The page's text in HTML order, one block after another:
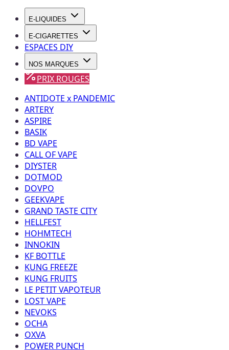
E-LIQUIDES
E-CIGARETTES
ESPACES DIY
NOS MARQUES
PRIX ROUGES
ANTIDOTE x PANDEMIC
ARTERY
ASPIRE
BASIK
BD VAPE
CALL OF VAPE
DIYSTER
DOTMOD
DOVPO
GEEKVAPE
GRAND TASTE CITY
HELLFEST
HOHMTECH
INNOKIN
KF BOTTLE
KUNG FREEZE
KUNG FRUITS
LE PETIT VAPOTEUR
LOST VAPE
NEVOKS
OCHA
OXVA
POWER PUNCH